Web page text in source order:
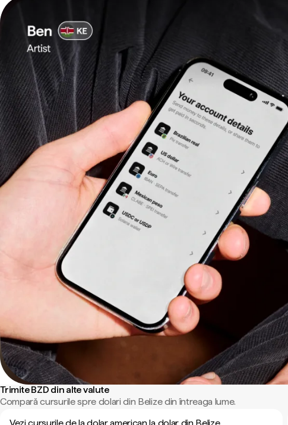
Trimite BZD din alte valute
Compară cursurile spre dolari din Belize din întreaga lume.